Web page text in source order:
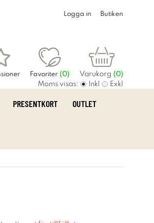
Logga in Butiken
Favoriter (0) Varukorg (0)
Moms visas: Inkl Exkl
PRESENTKORT OUTLET